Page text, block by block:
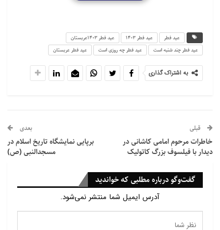
مگر اینکه هلال بدلیل شرایط جوی قابل رؤیت نباشد و
دفتر مقام معظم رهبری نظر به اینکه ماه قابل رؤیت نباشد
عید فطر خواهد بود.
عید فطر عید فطر ۱۴۰۳
عید فطر ۱۴۰۳عربستان
عید فطر چند شنبه است
عید فطر چه روزی است عید فطر عربستان
به اشتراک گذاری
قبلی
خاطرات مرحوم امامی کاشانی در
دیدار با فیلسوف بزرگ کاتولیک
بعدی
برپایی نمایشگاه تاریخ اسلام در
مسجدالنبی (ص)
گفت‌وگو درباره مطلبی که خواندید
آدرس ایمیل شما منتشر نمی‌شود.